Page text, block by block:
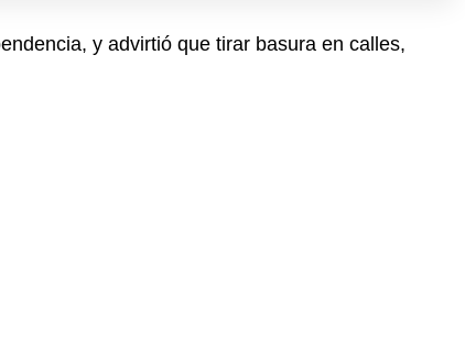
y advirtió que tirar basura en calles,